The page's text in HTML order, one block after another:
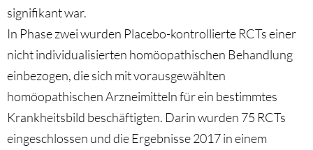
signifikant war.
In Phase zwei wurden Placebo-kontrollierte RCTs einer
nicht individualisierten homöopathischen Behandlung
einbezogen, die sich mit vorausgewählten
homöopathischen Arzneimitteln für ein bestimmtes
Krankheitsbild beschäftigten. Darin wurden 75 RCTs
eingeschlossen und die Ergebnisse 2017 in einem